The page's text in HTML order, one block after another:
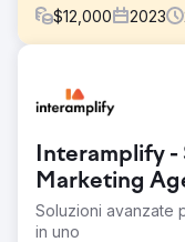
$12,000 2023
Il cliente è un
diventare una
bigiotteria, ma
da noi subito dopo
abbastanza nuovi
dominio quasi nulla.
Interamplify -
Marketing
Soluzioni avanzate
in uno